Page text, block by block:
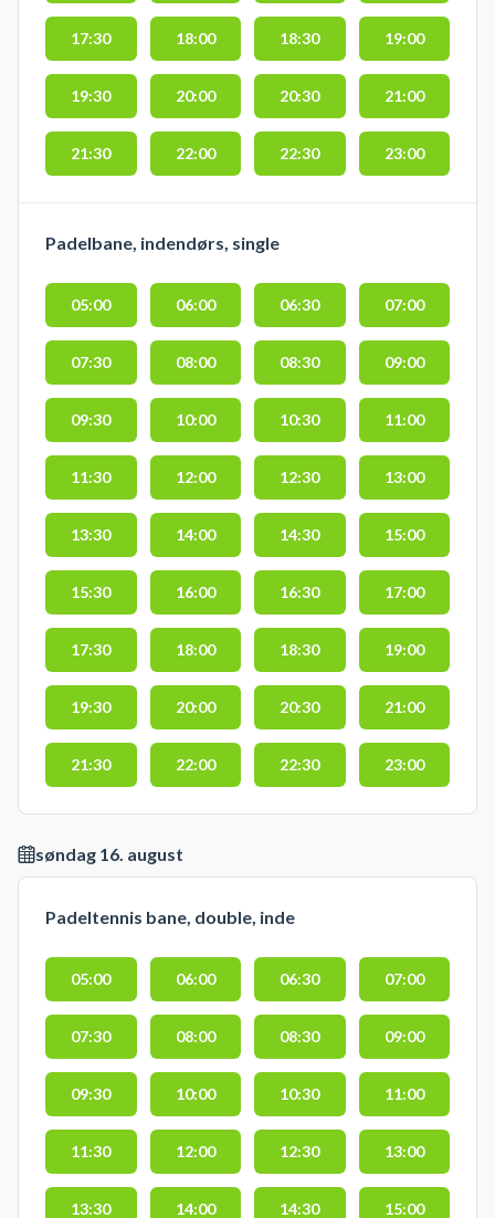
17:30 18:00 18:30 19:00
19:30 20:00 20:30 21:00
21:30 22:00 22:30 23:00
Padelbane, indendørs, single
05:00 06:00 06:30 07:00
07:30 08:00 08:30 09:00
09:30 10:00 10:30 11:00
11:30 12:00 12:30 13:00
13:30 14:00 14:30 15:00
15:30 16:00 16:30 17:00
17:30 18:00 18:30 19:00
19:30 20:00 20:30 21:00
21:30 22:00 22:30 23:00
søndag 16. august
Padeltennis bane, double, inde
05:00 06:00 06:30 07:00
07:30 08:00 08:30 09:00
09:30 10:00 10:30 11:00
11:30 12:00 12:30 13:00
13:30 14:00 14:30 15:00